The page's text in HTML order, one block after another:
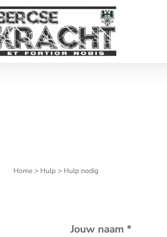
Home> Hulp> Hulp nodig
Jouw naam *